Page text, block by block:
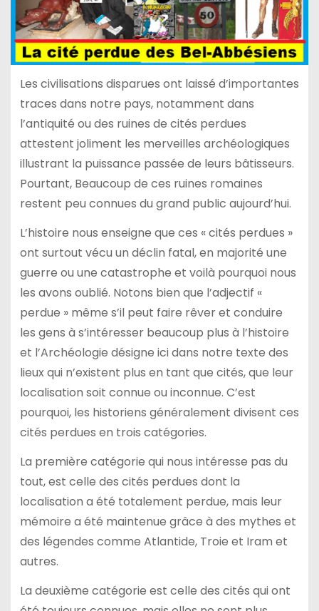
Les civilisations disparues ont laissé d’importantes
traces dans notre pays, notamment dans
l’antiquité ou des ruines de cités perdues
attestent joliment les merveilles archéologiques
illustrant la puissance passée de leurs bâtisseurs.
Pourtant, Beaucoup de ces ruines romaines
restent peu connues du grand public aujourd’hui.
L’histoire nous enseigne que ces « cités perdues »
ont surtout vécu un déclin fatal, en majorité une
guerre ou une catastrophe et voilà pourquoi nous
les avons oublié. Notons bien que l’adjectif «
perdue » même s’il peut faire rêver et conduire
les gens à s’intéresser beaucoup plus à l’histoire
et l’Archéologie désigne ici dans notre texte des
lieux qui n’existent plus en tant que cités, que leur
localisation soit connue ou inconnue. C’est
pourquoi, les historiens généralement divisent ces
cités perdues en trois catégories.
La première catégorie qui nous intéresse pas du
tout, est celle des cités perdues dont la
localisation a été totalement perdue, mais leur
mémoire a été maintenue grâce à des mythes et
des légendes comme Atlantide, Troie et Iram et
autres.
La deuxième catégorie est celle des cités qui ont